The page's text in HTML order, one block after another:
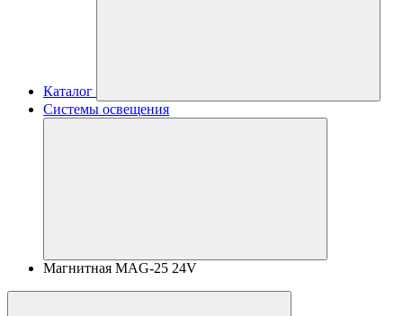
Каталог
Системы освещения
Магнитная MAG-25 24V